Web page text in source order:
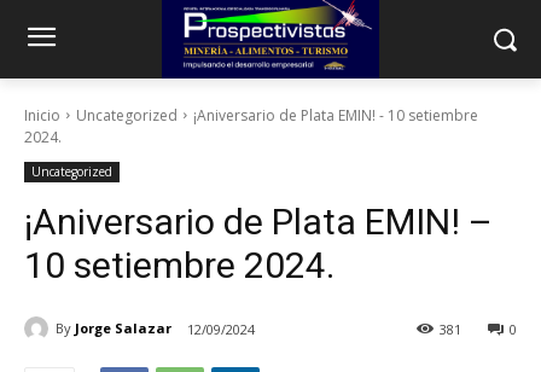
Inicio Uncategorized
¡Aniversario de Plata EMIN! - 10 setiembre
2024.
Uncategorized
¡Aniversario de Plata EMIN! –
10 setiembre 2024.
By Jorge Salazar 12/09/2024 0
381